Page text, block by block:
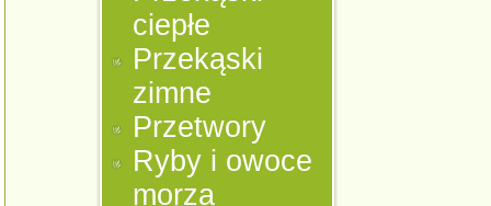
ciepłe
Przekąski
zimne
Przetwory
Ryby i owoce
morza